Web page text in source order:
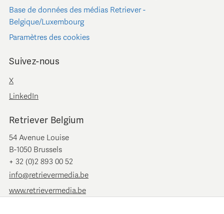
Base de données des médias Retriever -
Belgique/Luxembourg
Paramètres des cookies
Suivez-nous
X
LinkedIn
Retriever Belgium
54 Avenue Louise
B-1050 Brussels
+ 32 (0)2 893 00 52
info@retrievermedia.be
www.retrievermedia.be